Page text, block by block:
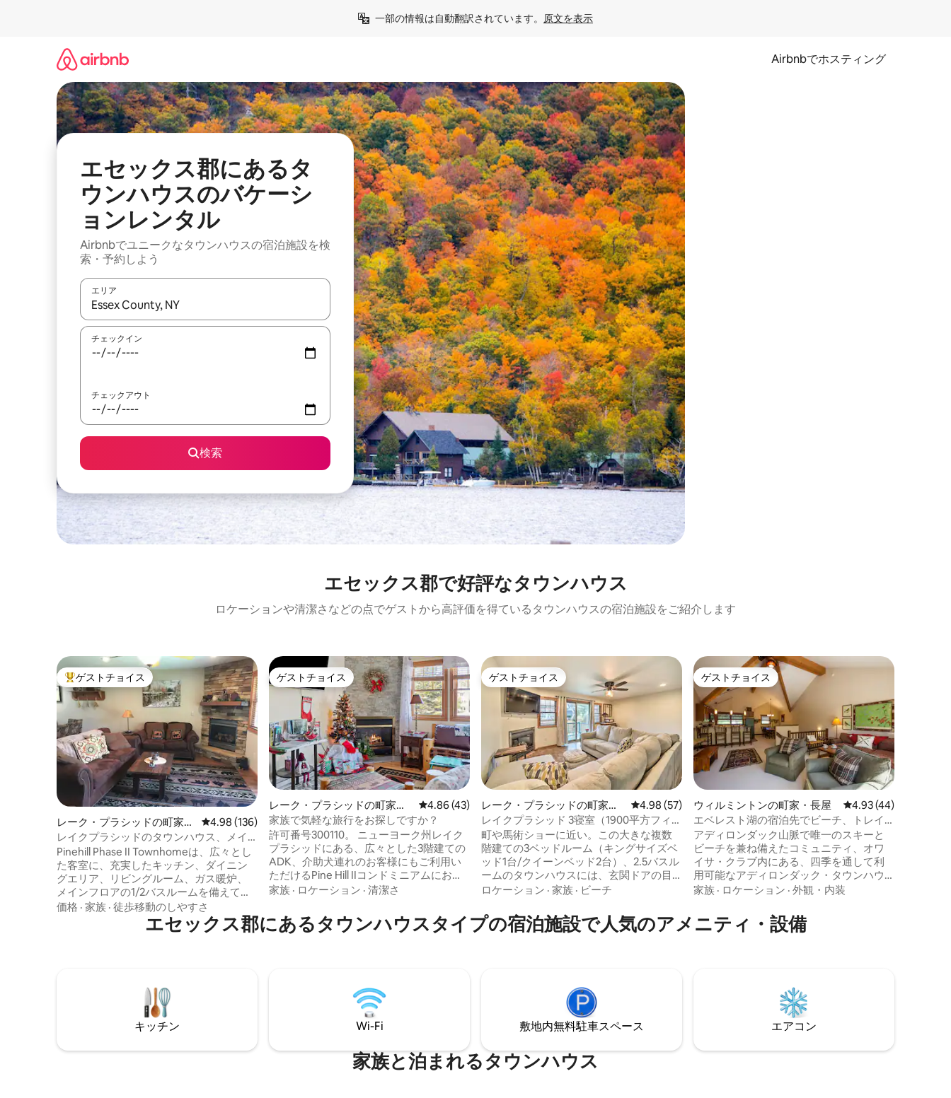
一部の情報は自動翻訳されています。 原文を表示
Airbnbでホスティング
エセックス郡にあるタ
ウンハウスのバケーシ
ョンレンタル
Airbnbでユニークなタウンハウスの宿泊施設を検
索・予約しよう
エリア
検索結果が表示されたら、上下の矢印キーを使って移動するか、画面をタッチまたはスワイプして検索結果を確認することができます。
チェックイン
チェックアウト
検索
エセックス郡で好評なタウンハウス
ロケーションや清潔さなどの点でゲストから高評価を得ているタウンハウスの宿泊施設をご紹介します
大好評のゲストチョイスです。
ゲストチョイス
レーク・プラシッドの町家・
長屋
レビュー136件、5つ星中4.98つ星の平均評価
4.98 (136)
レイクプラシッドのタウンハウス、メイ
ンストリートまで徒歩圏内
Pinehill Phase II Townhomeは、広々とし
た客室に、充実したキッチン、ダイニン
グエリア、リビングルーム、ガス暖炉、
メインフロアの1/2バスルームを備えてい
ます。各寝室とメインフロアのリビング
ルームにはポータブルエアコンがありま
す。2階には寝室2部屋、フルバスルーム
止されています/禁煙です。HOAの規則に
より、敷地内でのボート、キャンピング
カー、トレーラーの使用は禁止されてい
ます。乳幼児を含む最大宿泊人数は8名で
）
価格 · 家族 · 徒歩移動のしやすさ
ゲストチョイス
ゲストチョイス
レーク・プラシッドの町家・
長屋
レビュー43件、5つ星中4.86つ星の平均評価
4.86 (43)
家族で気軽な旅行をお探しですか？
許可番号300110。 ニューヨーク州レイク
プラシッドにある、広々とした3階建ての
ADK、介助犬連れのお客様にもご利用い
ただけるPine Hill IIコンドミニアムにお友
達やご親戚をお連れください。暖炉とサ
歩圏内です。 アイアンマンコース沿い。
ミラーレイク、公共ビーチ、テニスコー
イピークトレイル、ゴルフ、クロスカン
トリーまたはダウンヒルホワイトフェイ
スマウンテンの両方に近いです。
家族 · ロケーション · 清潔さ
ゲストチョイス
ゲストチョイス
レーク・プラシッドの町家・
長屋
レビュー57件、5つ星中4.98つ星の平均評価
4.98 (57)
レイクプラシッド 3寝室（1900平方フィー
ト）タウンハウス 静か- 7/8人
町や馬術ショーに近い。この大きな複数
階建ての3ベッドルーム（キングサイズベ
ッド1台/クイーンベッド2台）、2.5バスル
ームのタウンハウスには、玄関ドアの目
の前に駐車スペースがあります。リラッ
など、多くのアメニティがあります。各
テレビエリアに多数の座席があり、設備
ではありません。チェックイン当日の午
前11時以降に入室コードをお知らせしま
す。レンタルライセンス：STR -3150。
ロケーション · 家族 · ビーチ
ゲストチョイス
ゲストチョイス
ウィルミントンの町家・長屋 レビュー44件、5つ
4.93 (44)
エベレスト湖の宿泊先でビーチ、トレイ
ル、アドベンチャーを楽しもう
アディロンダック山脈で唯一のスキーと
ビーチを兼ね備えたコミュニティ、オワ
イサ・クラブ内にある、四季を通して利
用可能なアディロンダック・タウンハウ
ス。有名なマス釣り場であるオーセーブ
浜、遊び場、バレーボールコート、バー
ベキューエリア、ボートレンタルなどが
ドリングに最適です。冬はわずか3分先の
ホワイトフェイスでスキーを楽しめま
す。近くにはレストランやショップがあ
家族 · ロケーション · 外観・内装
エセックス郡にあるタウンハウスタイプの宿泊施設で人気のアメニティ・設備
キッチン Wi-Fi 敷地内無料駐⁠車ス⁠ペ⁠ー⁠ス エアコン
家族と泊まれるタウンハウス